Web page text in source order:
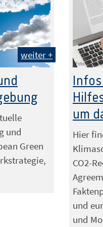
weiter +
und
Green
Foto:
um
Hier
CO2-
und
und